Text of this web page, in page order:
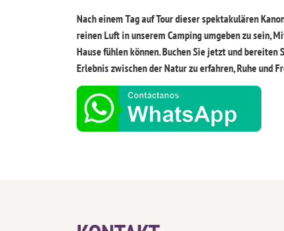
Nach einem Tag auf Tour dieser spektakulären
reinen Luft in unserem Camping umgeben zu sein,
Hause fühlen können. Buchen Sie jetzt und bereiten
Erlebnis zwischen der Natur zu erfahren, Ruhe und